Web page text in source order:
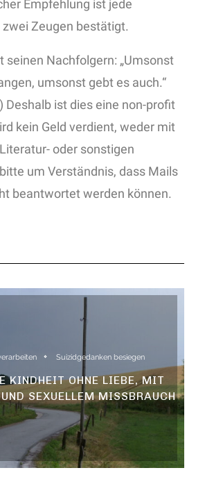
Empfehlung ist jede
Zeugen bestätigt.
seinen Nachfolgern: „Umsonst
umsonst gebt es auch.“
Deshalb ist dies eine non-profit
kein Geld verdient, weder mit
oder sonstigen
um Verständnis, dass Mails
beantwortet werden können.
Suizidgedanken besiegen
KINDHEIT OHNE LIEBE, MIT
SEXUELLEM MISSBRAUCH